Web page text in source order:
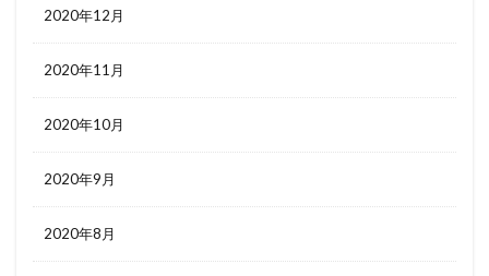
2020年12月
2020年11月
2020年10月
2020年9月
2020年8月